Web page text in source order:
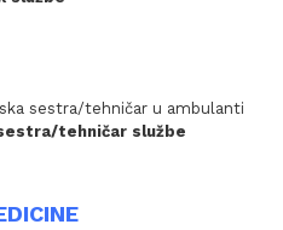
sestra/tehničar u ambulanti
tehničar službe